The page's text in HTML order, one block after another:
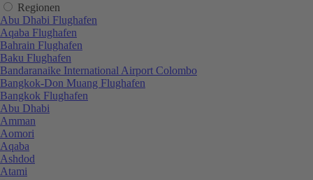
Regionen
Abu Dhabi Flughafen
Aqaba Flughafen
Bahrain Flughafen
Baku Flughafen
Bandaranaike International Airport Colombo
Bangkok-Don Muang Flughafen
Bangkok Flughafen
Abu Dhabi
Amman
Aomori
Aqaba
Ashdod
Atami